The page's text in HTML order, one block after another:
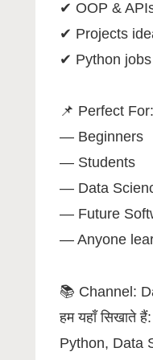
✔ OOP &
✔ Projects
✔ Python
📌 Perfect For:
— Beginners
— Students
— Data
— Future
— Anyone
📚 Channel:
हम यहाँ सिखाते हैं:
Python, Data